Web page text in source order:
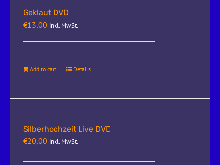
Geklaut DVD
€13,00 inkl. MwSt.
Add to cart Details
Silberhochzeit Live DVD
€20,00 inkl. MwSt.